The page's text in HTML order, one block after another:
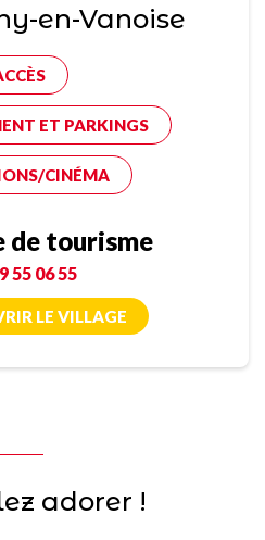
en-Vanoise
ET PARKINGS
CINÉMA
tourisme
55 06 55
LE VILLAGE
adorer !